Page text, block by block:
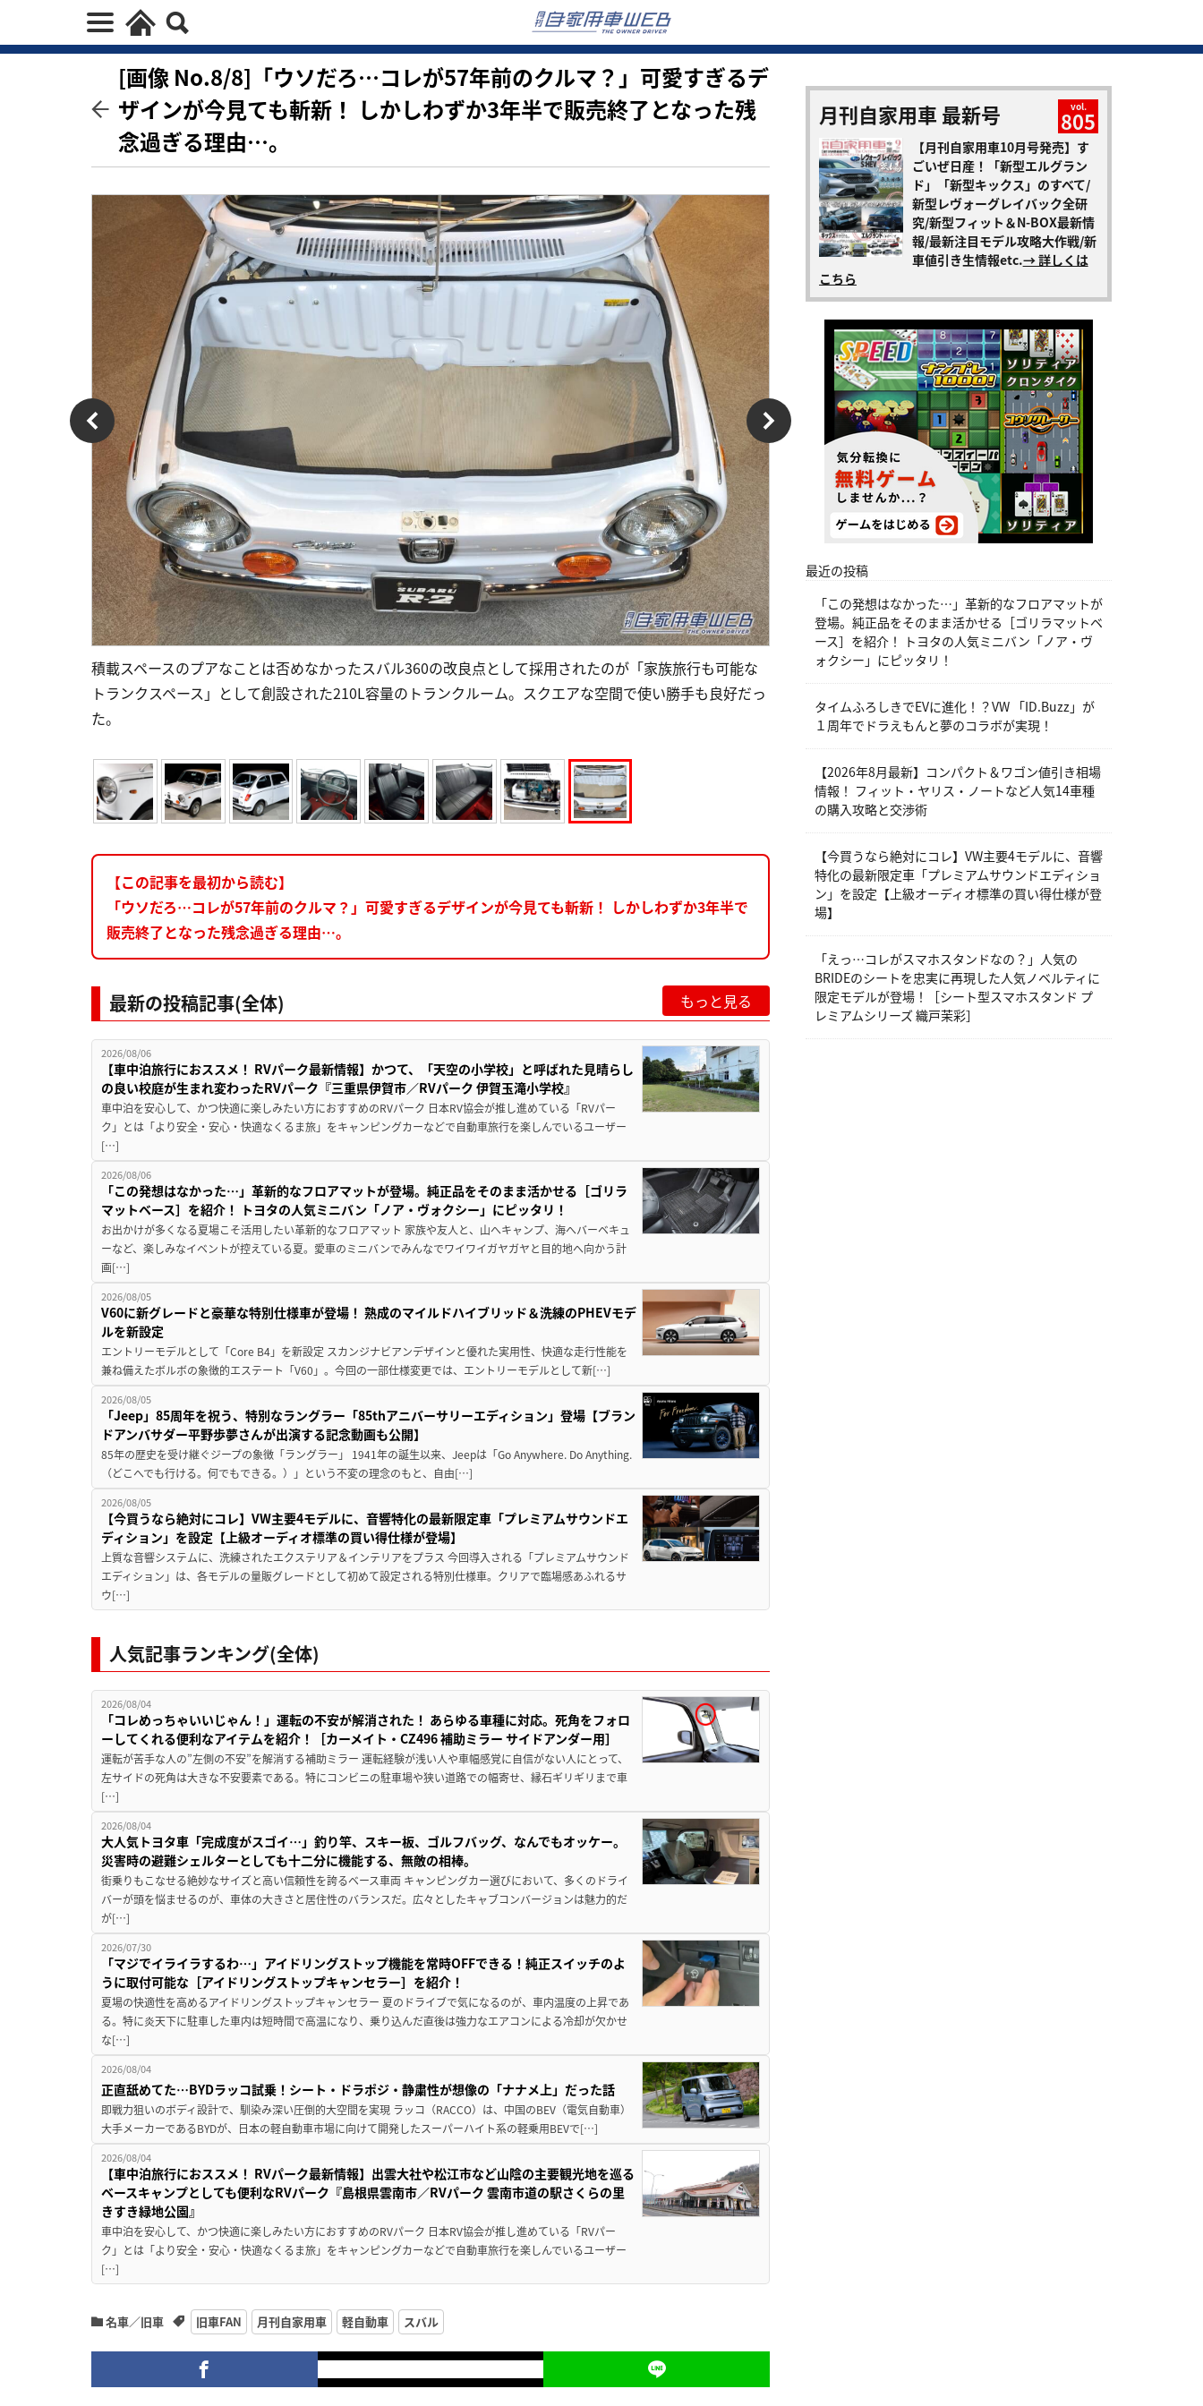
[画像 No.8/8]「ウソだろ…コレが57年前のクルマ？」可愛すぎるデ
ザインが今見ても斬新！ しかしわずか3年半で販売終了となった残
念過ぎる理由…。
積載スペースのプアなことは否めなかったスバル360の改良点として採用されたのが「家族旅行も可能な
トランクスペース」として創設された210L容量のトランクルーム。スクエアな空間で使い勝手も良好だっ
た。
【この記事を最初から読む】
「ウソだろ…コレが57年前のクルマ？」可愛すぎるデザインが今見ても斬新！ しかしわずか3年半で
販売終了となった残念過ぎる理由…。
最新の投稿記事(全体) もっと見る
2026/08/06
【車中泊旅行におススメ！ RVパーク最新情報】かつて、「天空の小学校」と呼ばれた見晴らし
の良い校庭が生まれ変わったRVパーク『三重県伊賀市／RVパーク 伊賀玉滝小学校』
車中泊を安心して、かつ快適に楽しみたい方におすすめのRVパーク 日本RV協会が推し進めている「RVパー
ク」とは「より安全・安心・快適なくるま旅」をキャンピングカーなどで自動車旅行を楽しんでいるユーザー
[…]
2026/08/06
「この発想はなかった…」革新的なフロアマットが登場。純正品をそのまま活かせる［ゴリラ
マットベース］を紹介！ トヨタの人気ミニバン「ノア・ヴォクシー」にピッタリ！
お出かけが多くなる夏場こそ活用したい革新的なフロアマット 家族や友人と、山へキャンプ、海へバーベキュ
ーなど、楽しみなイベントが控えている夏。愛車のミニバンでみんなでワイワイガヤガヤと目的地へ向かう計
画[…]
2026/08/05
V60に新グレードと豪華な特別仕様車が登場！ 熟成のマイルドハイブリッド＆洗練のPHEVモデ
ルを新設定
エントリーモデルとして「Core B4」を新設定 スカンジナビアンデザインと優れた実用性、快適な走行性能を
兼ね備えたボルボの象徴的エステート「V60」。今回の一部仕様変更では、エントリーモデルとして新[…]
2026/08/05
「Jeep」85周年を祝う、特別なラングラー「85thアニバーサリーエディション」登場【ブラン
ドアンバサダー平野歩夢さんが出演する記念動画も公開】
85年の歴史を受け継ぐジープの象徴「ラングラー」 1941年の誕生以来、Jeepは「Go Anywhere. Do Anything.
（どこへでも行ける。何でもできる。）」という不変の理念のもと、自由[…]
2026/08/05
【今買うなら絶対にコレ】VW主要4モデルに、音響特化の最新限定車「プレミアムサウンドエ
ディション」を設定【上級オーディオ標準の買い得仕様が登場】
上質な音響システムに、洗練されたエクステリア＆インテリアをプラス 今回導入される「プレミアムサウンド
エディション」は、各モデルの量販グレードとして初めて設定される特別仕様車。クリアで臨場感あふれるサ
ウ[…]
人気記事ランキング(全体)
2026/08/04
「コレめっちゃいいじゃん！」運転の不安が解消された！ あらゆる車種に対応。死角をフォロ
ーしてくれる便利なアイテムを紹介！［カーメイト・CZ496 補助ミラー サイドアンダー用］
運転が苦手な人の”左側の不安”を解消する補助ミラー 運転経験が浅い人や車幅感覚に自信がない人にとって、
左サイドの死角は大きな不安要素である。特にコンビニの駐車場や狭い道路での幅寄せ、縁石ギリギリまで車
[…]
2026/08/04
大人気トヨタ車「完成度がスゴイ…」釣り竿、スキー板、ゴルフバッグ、なんでもオッケー。
災害時の避難シェルターとしても十二分に機能する、無敵の相棒。
街乗りもこなせる絶妙なサイズと高い信頼性を誇るベース車両 キャンピングカー選びにおいて、多くのドライ
バーが頭を悩ませるのが、車体の大きさと居住性のバランスだ。広々としたキャブコンバージョンは魅力的だ
が[…]
2026/07/30
「マジでイライラするわ…」アイドリングストップ機能を常時OFFできる！純正スイッチのよ
うに取付可能な［アイドリングストップキャンセラー］を紹介！
夏場の快適性を高めるアイドリングストップキャンセラー 夏のドライブで気になるのが、車内温度の上昇であ
る。特に炎天下に駐車した車内は短時間で高温になり、乗り込んだ直後は強力なエアコンによる冷却が欠かせ
な[…]
2026/08/04
正直舐めてた…BYDラッコ試乗！シート・ドラポジ・静粛性が想像の「ナナメ上」だった話
即戦力狙いのボディ設計で、馴染み深い圧倒的大空間を実現 ラッコ（RACCO）は、中国のBEV（電気自動車）
大手メーカーであるBYDが、日本の軽自動車市場に向けて開発したスーパーハイト系の軽乗用BEVで[…]
2026/08/04
【車中泊旅行におススメ！ RVパーク最新情報】出雲大社や松江市など山陰の主要観光地を巡る
ベースキャンプとしても便利なRVパーク『島根県雲南市／RVパーク 雲南市道の駅さくらの里
きすき緑地公園』
車中泊を安心して、かつ快適に楽しみたい方におすすめのRVパーク 日本RV協会が推し進めている「RVパー
ク」とは「より安全・安心・快適なくるま旅」をキャンピングカーなどで自動車旅行を楽しんでいるユーザー
[…]
名車／旧車 旧車FAN 月刊自家用車 軽自動車 スバル
月刊自家用車 最新号 vol.
805
【月刊自家用車10月号発売】す
ごいぜ日産！「新型エルグラン
ド」「新型キックス」のすべて/
新型レヴォーグレイバック全研
究/新型フィット＆N-BOX最新情
報/最新注目モデル攻略大作戦/新
車値引き生情報etc.→ 詳しくは
こちら
最近の投稿
「この発想はなかった…」革新的なフロアマットが
登場。純正品をそのまま活かせる［ゴリラマットベ
ース］を紹介！ トヨタの人気ミニバン「ノア・ヴ
ォクシー」にピッタリ！
タイムふろしきでEVに進化！？VW 「ID.Buzz」が
１周年でドラえもんと夢のコラボが実現！
【2026年8月最新】コンパクト＆ワゴン値引き相場
情報！ フィット・ヤリス・ノートなど人気14車種
の購入攻略と交渉術
【今買うなら絶対にコレ】VW主要4モデルに、音響
特化の最新限定車「プレミアムサウンドエディショ
ン」を設定【上級オーディオ標準の買い得仕様が登
場】
「えっ…コレがスマホスタンドなの？」人気の
BRIDEのシートを忠実に再現した人気ノベルティに
限定モデルが登場！［シート型スマホスタンド プ
レミアムシリーズ 織戸茉彩］